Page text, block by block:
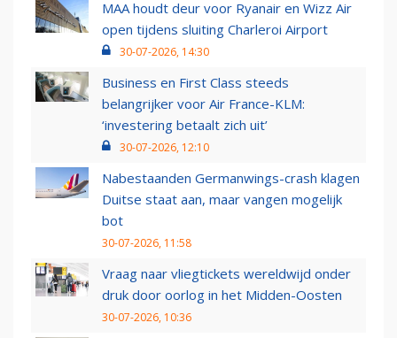
MAA houdt deur voor Ryanair en Wizz Air
open tijdens sluiting Charleroi Airport
30-07-2026, 14:30
Business en First Class steeds
belangrijker voor Air France-KLM:
‘investering betaalt zich uit’
30-07-2026, 12:10
Nabestaanden Germanwings-crash klagen
Duitse staat aan, maar vangen mogelijk
bot
30-07-2026, 11:58
Vraag naar vliegtickets wereldwijd onder
druk door oorlog in het Midden-Oosten
30-07-2026, 10:36